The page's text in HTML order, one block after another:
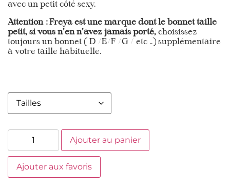
avec un petit côté sexy.
Attention : Freya est une marque dont le bonnet taille
petit, si vous n’en n’avez jamais porté, choisissez
toujours un bonnet ( D /E/F /G / etc ..) supplémentaire
à votre taille habituelle.
Ajouter au panier
Ajouter aux favoris